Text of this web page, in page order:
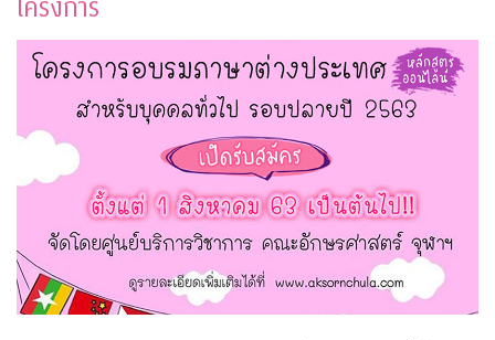
โครงการ